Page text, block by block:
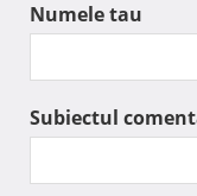
Numele tau
Subiectul